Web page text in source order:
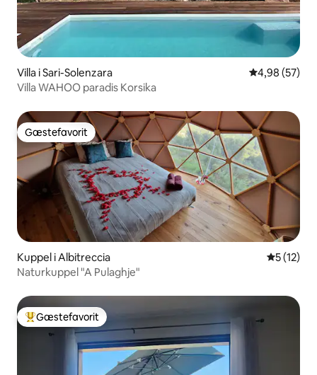
Villa i Sari-Solenzara 4,98 ud af 5 i
4,98 (57)
Villa WAHOO paradis Korsika
Gæstefavorit
Gæstefavorit
Kuppel i Albitreccia 5 ud af 5
5 (12)
Naturkuppel "A Pulaghje"
Bedste gæstefavorit
Gæstefavorit